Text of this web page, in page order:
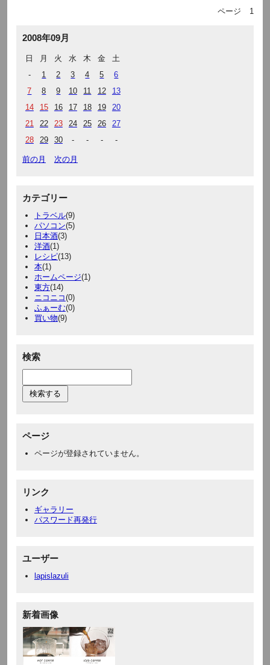
ページ
1
2008年09月
日 月 火 水 木 金
土
-
1 2 3 4 5
6
7
8 9 10 11 12
13
14
15 16 17 18 19
20
21
22 23 24 25 26
27
28
29 30 - - - -
前の月 次の月
カテゴリー
トラベル(9)
パソコン(5)
日本酒(3)
洋酒(1)
レシピ(13)
本(1)
ホームページ(1)
東方(14)
ニコニコ(0)
ふぁーむ(0)
買い物(9)
検索
ページ
ページが登録されていません。
リンク
ギャラリー
パスワード再発行
ユーザー
lapislazuli
新着画像